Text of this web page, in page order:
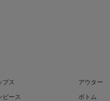
プス
アウター
ピース
ボトム